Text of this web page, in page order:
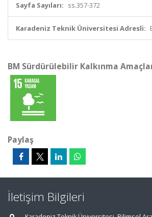
Sayfa Sayıları: ss.357-372
Karadeniz Teknik Üniversitesi Adresli:
BM Sürdürülebilir Kalkınma
Paylaş
İletişim Bilgileri